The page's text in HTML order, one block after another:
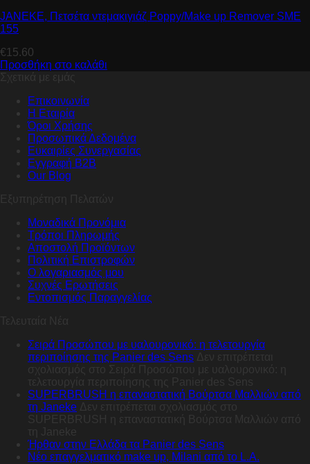
JANEKE, Πετσέτα ντεμακιγιάζ Ρoppy/Μake up Remover SME
155
€15.60
Προσθήκη στο καλάθι
Σχετικά με εμάς
Επικοινωνία
Η Εταιρία
Όροι Χρήσης
Προσωπικά Δεδομένα
Ευκαιρίες Συνεργασίας
Εγγραφή B2B
Our Blog
Εξυπηρέτηση Πελατών
Μοναδικά Προνόμια
Τρόποι Πληρωμής
Αποστολή Προϊόντων
Πολιτική Επιστροφών
Ο λογαριασμός μου
Συχνές Ερωτήσεις
Εντοπισμός Παραγγελίας
Τελευταία Νέα
Σειρά Προσώπου με υαλουρονικό: η τελετουργία
περιποίησης της Panier des Sens Δεν επιτρέπεται
σχολιασμός
στο Σειρά Προσώπου με υαλουρονικό: η
τελετουργία περιποίησης της Panier des Sens
SUPERBRUSH η επαναστατική Βούρτσα Μαλλιών από
τη Janeke Δεν επιτρέπεται σχολιασμός
SUPERBRUSH η επαναστατική Βούρτσα Μαλλιών από
τη Janeke
Ήρθαν στην Ελλάδα τα Panier des Sens
Nέο επαγγελματικό make up, Milani από το L.A.